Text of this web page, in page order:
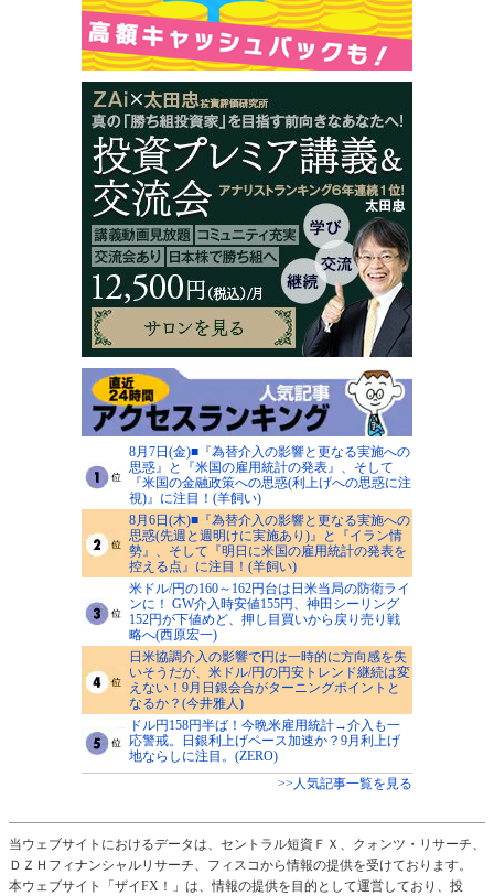
8月7日(金)■『為替介入の影響と更なる実施への
思惑』と『米国の雇用統計の発表』、そして
『米国の金融政策への思惑(利上げへの思惑に注
視)』に注目！(羊飼い)
8月6日(木)■『為替介入の影響と更なる実施への
思惑(先週と週明けに実施あり)』と『イラン情
勢』、そして『明日に米国の雇用統計の発表を
控える点』に注目！(羊飼い)
米ドル/円の160～162円台は日米当局の防衛ライ
ンに！ GW介入時安値155円、神田シーリング
152円が下値めど、押し目買いから戻り売り戦
略へ(西原宏一)
日米協調介入の影響で円は一時的に方向感を失
いそうだが、米ドル/円の円安トレンド継続は変
えない！9月日銀会合がターニングポイントと
なるか？(今井雅人)
ドル円158円半ば！今晩米雇用統計→介入も一
応警戒。日銀利上げペース加速か？9月利上げ
地ならしに注目。(ZERO)
>>人気記事一覧を見る
当ウェブサイトにおけるデータは、セントラル短資ＦＸ、クォンツ・リサーチ、
ＤＺＨフィナンシャルリサーチ、フィスコから情報の提供を受けております。
本ウェブサイト「ザイFX！」は、情報の提供を目的として運営しており、投